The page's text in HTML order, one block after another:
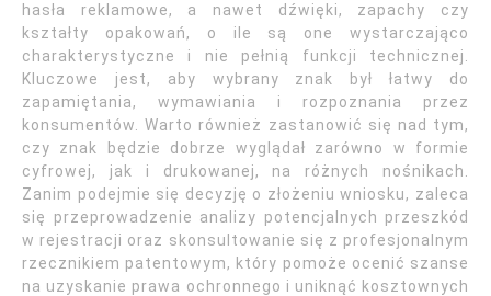
hasła reklamowe, a nawet dźwięki, zapachy czy
kształty opakowań, o ile są one wystarczająco
charakterystyczne i nie pełnią funkcji technicznej.
Kluczowe jest, aby wybrany znak był łatwy do
zapamiętania, wymawiania i rozpoznania przez
konsumentów. Warto również zastanowić się nad tym,
czy znak będzie dobrze wyglądał zarówno w formie
cyfrowej, jak i drukowanej, na różnych nośnikach.
Zanim podejmie się decyzję o złożeniu wniosku, zaleca
się przeprowadzenie analizy potencjalnych przeszkód
w rejestracji oraz skonsultowanie się z profesjonalnym
rzecznikiem patentowym, który pomoże ocenić szanse
na uzyskanie prawa ochronnego i uniknąć kosztownych